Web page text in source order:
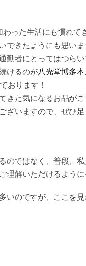
った生活にも慣れて
できたようにも思い
勤者にとってはつらい
けるのが八光堂博多
おります！
きた気になるお品が
ざいますので、ぜひ足
のではなく、普段、
理解いただけるように
いのですが、ここを